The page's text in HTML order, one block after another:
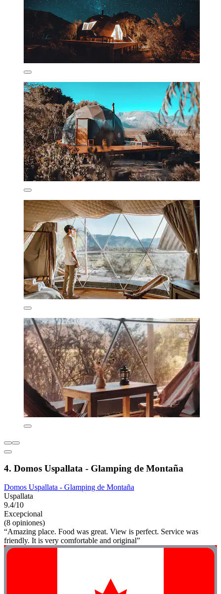
4. Domos Uspallata - Glamping de Montaña
Domos Uspallata - Glamping de Montaña
Uspallata
9.4/10
Excepcional
(8 opiniones)
“Amazing place. Food was great. View is perfect. Service was
friendly. It is very comfortable and original”